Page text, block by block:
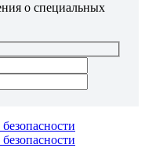
о специальных